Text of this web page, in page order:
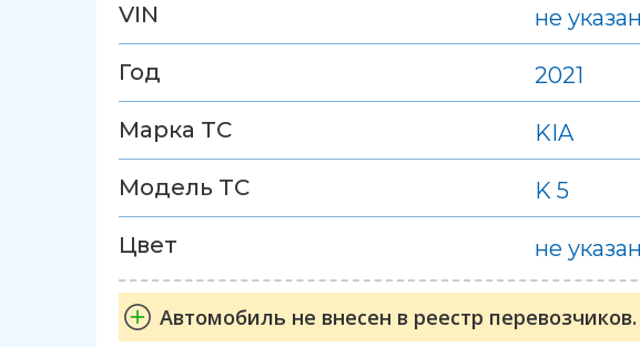
VIN не указан
Год 2021
Марка ТС KIA
Модель ТС K 5
Цвет не указан
Автомобиль не внесен в реестр